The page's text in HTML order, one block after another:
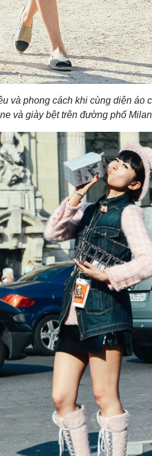
và phong cách khi cùng diện áo
và giày bệt trên đường phố Milan